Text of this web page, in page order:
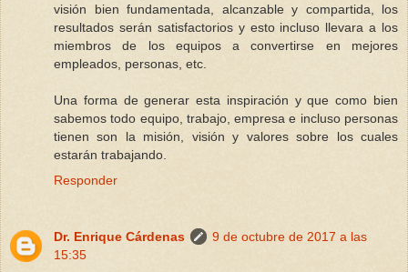
visión bien fundamentada, alcanzable y compartida, los
resultados serán satisfactorios y esto incluso llevara a los
miembros de los equipos a convertirse en mejores
empleados, personas, etc.
Una forma de generar esta inspiración y que como bien
sabemos todo equipo, trabajo, empresa e incluso personas
tienen son la misión, visión y valores sobre los cuales
estarán trabajando.
Responder
Dr. Enrique Cárdenas
9 de octubre de 2017 a las
15:35